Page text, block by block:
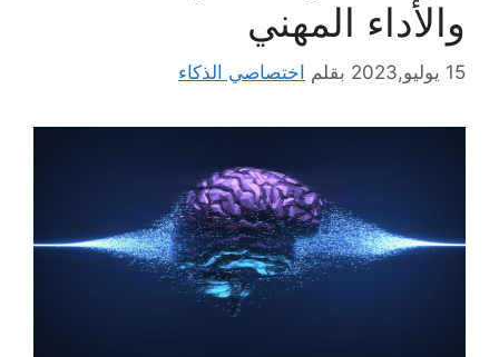
والأداء المهني
15 يوليو,2023 بقلم اختصاصي الذكاء